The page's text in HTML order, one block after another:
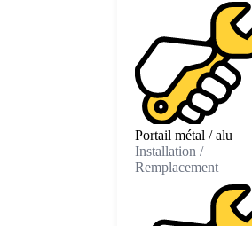
Portail métal / alu
Installation /
Remplacement